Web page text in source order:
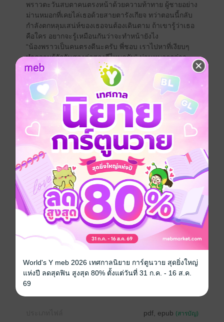
พราวตะวันสบตาคนตรงหน้าด้วยความท้าทาย ผู้ชายอย่าง
ม่านหมอกที่เคยไล่เธอด้วยสายตารังเกียจ ทว่าตอนนี้กลับ
กำลังตกหลุมเสน่ห์ของเธอจนต้องเดินตาม ถ้าเขารู้ว่าเธอ
คือใคร อยากจะรู้เหมือนกันว่าจะทำหน้ายังไง
“น้องพราวเป็นคนตรงดีนะครับ พี่ชอบ เราไปหาที่เงียบๆ
ทำความรู้จักกันสองต่อสองดีไหมครับ” ม่านหมอกกล่าว
ด้วยรอยยิ้ม
“แน่ใจนะคะที่อยากจะทำความรู้จักฉัน คุณอาจจะเสียใจ
ทีหลังก็ได้นะคะคุณหมอก” พราวตะวันใช้มือทั้งสองข้าง
ทาบที่แผงอกผ่านเสื้อเชิ้ตสีดำ เพื่อไม่ให้ร่างกายของเธอ
ใกล้ชิดจนเกินงาม
“ถ้าพี่ไม่ได้นอนกับน้องพราว นั่นแหละที่พี่จะเสียใจ” ม่าน
หมอกตอบกลับทันควัน
“ชอบวันไนท์สแตนด์เหรอคะ”
“ครับ แล้วน้องพราววันไนท์สแตนด์กับพี่ได้ไหมล่ะครับ”
ม่านหมอกบอกออกไปตามตรง ยังไงคืนนี้เขาก็จะจับสาว
น้อยตรงหน้ากดให้จมเตียงให้ได้ เสือร้ายอย่างเขา เมื่อล็อก
เป้าแล้วยังไงก็ไม่ปล่อยให้รอดมือไปได้หรอก สวย เซ็กซี่
ขนาดนี้ เขายอมละทิ้งกฎเหล็กที่จะไม่ยุ่งกับสาวไทยเด็ด
ขาดไปก่อน
“ถ้าคุณมั่นใจว่าเก่ง ลีลาดี ฉันก็อยากลองค่ะ” พราวตะวัน
พูดด้วยความท้าทาย และยิ้มน้อยๆ ที่มุมปากเหมือนอย่างที่
ชอบทำ
‘ทำไมรอยยิ้มเหมือนยัยเด็กแก่แดดเลยวะ ไม่หรอก ก็แค่
โรมานซ์
pdf, epub (สารบัญ)
World's Y meb 2026 เทศกาลนิยาย การ์ตูนวาย สุดยิ่งใหญ่
แห่งปี ลดสุดฟิน สูงสุด 80% ตั้งแต่วันที่ 31 ก.ค. - 16 ส.ค.
69